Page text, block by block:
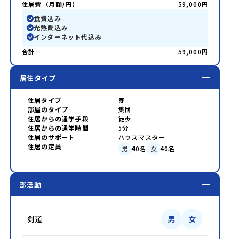
住居費（月額/円）
59,000円
食費込み
光熱費込み
インターネット代込み
合計
59,000円
居住タイプ
住居タイプ
寮
部屋のタイプ
集団
住居からの通学手段
徒歩
住居からの通学時間
5分
住居のサポート
ハウスマスター
住居の定員
男 40名 女 40名
部活動
剣道 男 女